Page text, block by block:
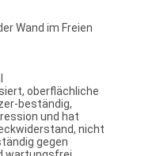
Wand im Freien
oberflächliche
beständig,
und hat
nicht
gegen